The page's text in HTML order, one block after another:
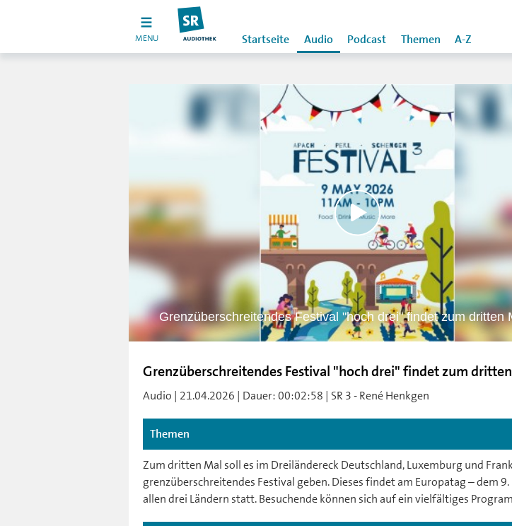
MENU Startseite Audio Podcast Themen A-Z
Grenzüberschreitendes Festival "hoch drei" findet zum dritten
Grenzüberschreitendes Festival "hoch drei" findet zum
Audio | 21.04.2026 | Dauer: 00:02:58 | SR 3 - René Henkgen
Themen
Zum dritten Mal soll es im Dreiländereck Deutschland, Luxemburg und
grenzüberschreitendes Festival geben. Dieses findet am Europatag – dem 9.
allen drei Ländern statt. Besuchende können sich auf ein vielfältiges